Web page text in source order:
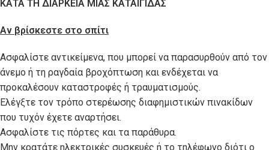
ΚΑΤΑ ΤΗ ΔΙΑΡΚΕΙΑ ΜΙΑΣ ΚΑΤΑΙΓΙΔΑΣ
Αν βρίσκεστε στο σπίτι
Ασφαλίστε αντικείμενα, που μπορεί να παρασυρθούν από τον
άνεμο ή τη ραγδαία βροχόπτωση και ενδέχεται να
προκαλέσουν καταστροφές ή τραυματισμούς.
Ελέγξτε τον τρόπο στερέωσης διαφημιστικών πινακίδων
που τυχόν έχετε αναρτήσει.
Ασφαλίστε τις πόρτες και τα παράθυρα.
Μην κρατάτε ηλεκτρικές συσκευές ή το τηλέφωνο διότι ο